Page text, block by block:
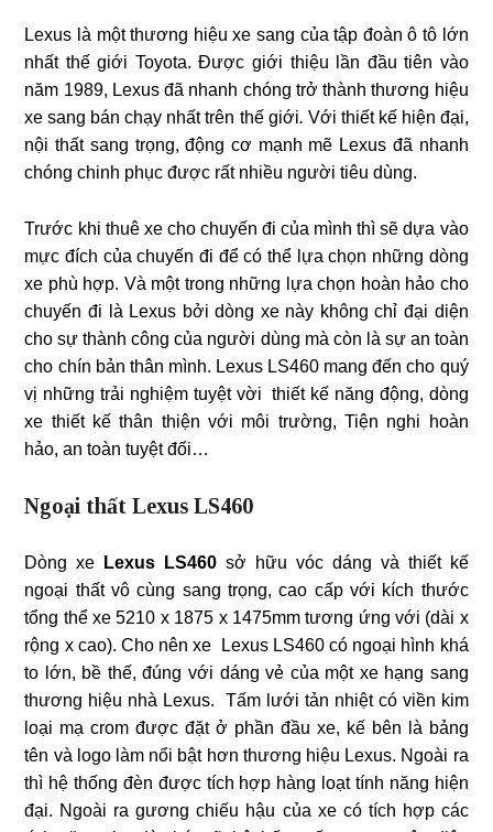
Lexus là một thương hiệu xe sang của tập đoàn ô tô lớn
nhất thế giới Toyota. Được giới thiệu lần đầu tiên vào
năm 1989, Lexus đã nhanh chóng trở thành thương hiệu
xe sang bán chạy nhất trên thế giới. Với thiết kế hiện đại,
nội thất sang trọng, động cơ mạnh mẽ Lexus đã nhanh
chóng chinh phục được rất nhiều người tiêu dùng.
Trước khi thuê xe cho chuyến đi của mình thì sẽ dựa vào
mực đích của chuyến đi để có thể lựa chọn những dòng
xe phù hợp. Và một trong những lựa chọn hoàn hảo cho
chuyến đi là Lexus bởi dòng xe này không chỉ đại diện
cho sự thành công của người dùng mà còn là sự an toàn
cho chín bản thân mình. Lexus LS460 mang đến cho quý
vị những trải nghiệm tuyệt vời thiết kế năng động, dòng
xe thiết kế thân thiện với môi trường, Tiện nghi hoàn
hảo, an toàn tuyệt đối…
Ngoại thất Lexus LS460
Dòng xe Lexus LS460 sở hữu vóc dáng và thiết kế
ngoại thất vô cùng sang trọng, cao cấp với kích thước
tổng thể xe 5210 x 1875 x 1475mm tương ứng với (dài x
rộng x cao). Cho nên xe Lexus LS460 có ngoại hình khá
to lớn, bề thế, đúng với dáng vẻ của một xe hạng sang
thương hiệu nhà Lexus. Tấm lưới tản nhiệt có viền kim
loại mạ crom được đặt ở phần đầu xe, kế bên là bảng
tên và logo làm nổi bật hơn thương hiệu Lexus. Ngoài ra
thì hệ thống đèn được tích hợp hàng loạt tính năng hiện
đại. Ngoài ra gương chiếu hậu của xe có tích hợp các